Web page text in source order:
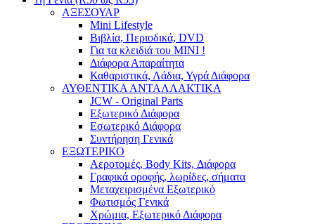
ΑΞΕΣΟΥΑΡ
Mini Lifestyle
Βιβλία, Περιοδικά, DVD
Για τα κλειδιά του MINI !
Διάφορα Απαραίτητα
Καθαριστικά, Λάδια, Υγρά Διάφορα
ΑΥΘΕΝΤΙΚΑ ΑΝΤΑΛΛΑΚΤΙΚΑ
JCW - Original Parts
Εξωτερικό Διάφορα
Εσωτερικό Διάφορα
Συντήρηση Γενικά
ΕΞΩΤΕΡΙΚΟ
Αεροτομές, Body Kits, Διάφορα
Γραφικά οροφής, λωρίδες, σήματα
Μεταχειρισμένα Εξωτερικό
Φωτισμός Γενικά
Χρώμια, Εξωτερικό Διάφορα